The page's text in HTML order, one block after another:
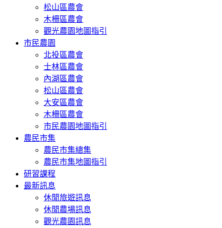
松山區農會
木柵區農會
觀光農園地圖指引
市民農園
北投區農會
士林區農會
內湖區農會
松山區農會
大安區農會
木柵區農會
市民農園地圖指引
農民市集
農民市集總集
農民市集地圖指引
研習課程
最新訊息
休閒旅遊訊息
休閒農場訊息
觀光農園訊息